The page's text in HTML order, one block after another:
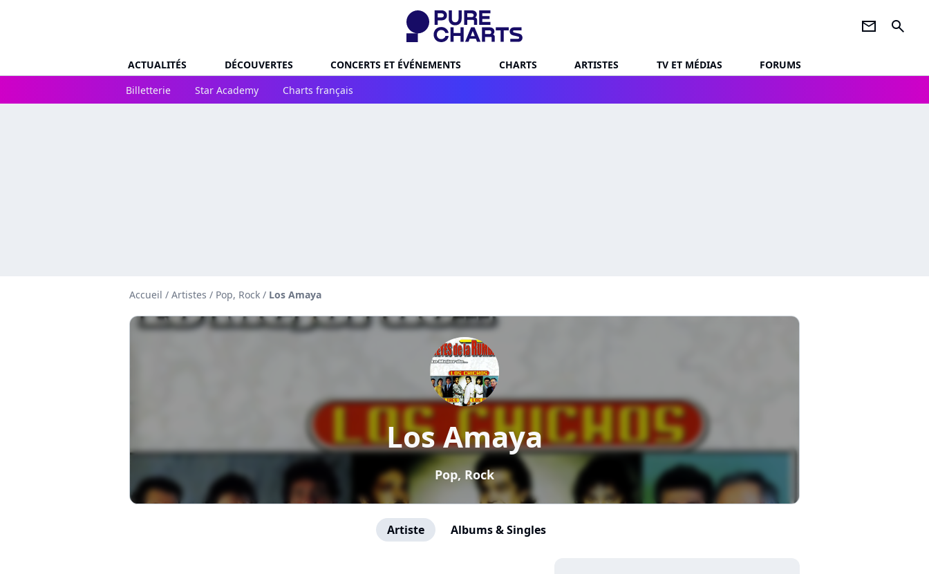
newsletter search
ACTUALITÉS DÉCOUVERTES CONCERTS ET ÉVÉNEMENTS CHARTS ARTISTES TV ET MÉDIAS
FORUMS
Billetterie
Star Academy Charts français
Accueil / Artistes / Pop, Rock / Los Amaya
Los Amaya
Pop, Rock
Artiste Albums & Singles